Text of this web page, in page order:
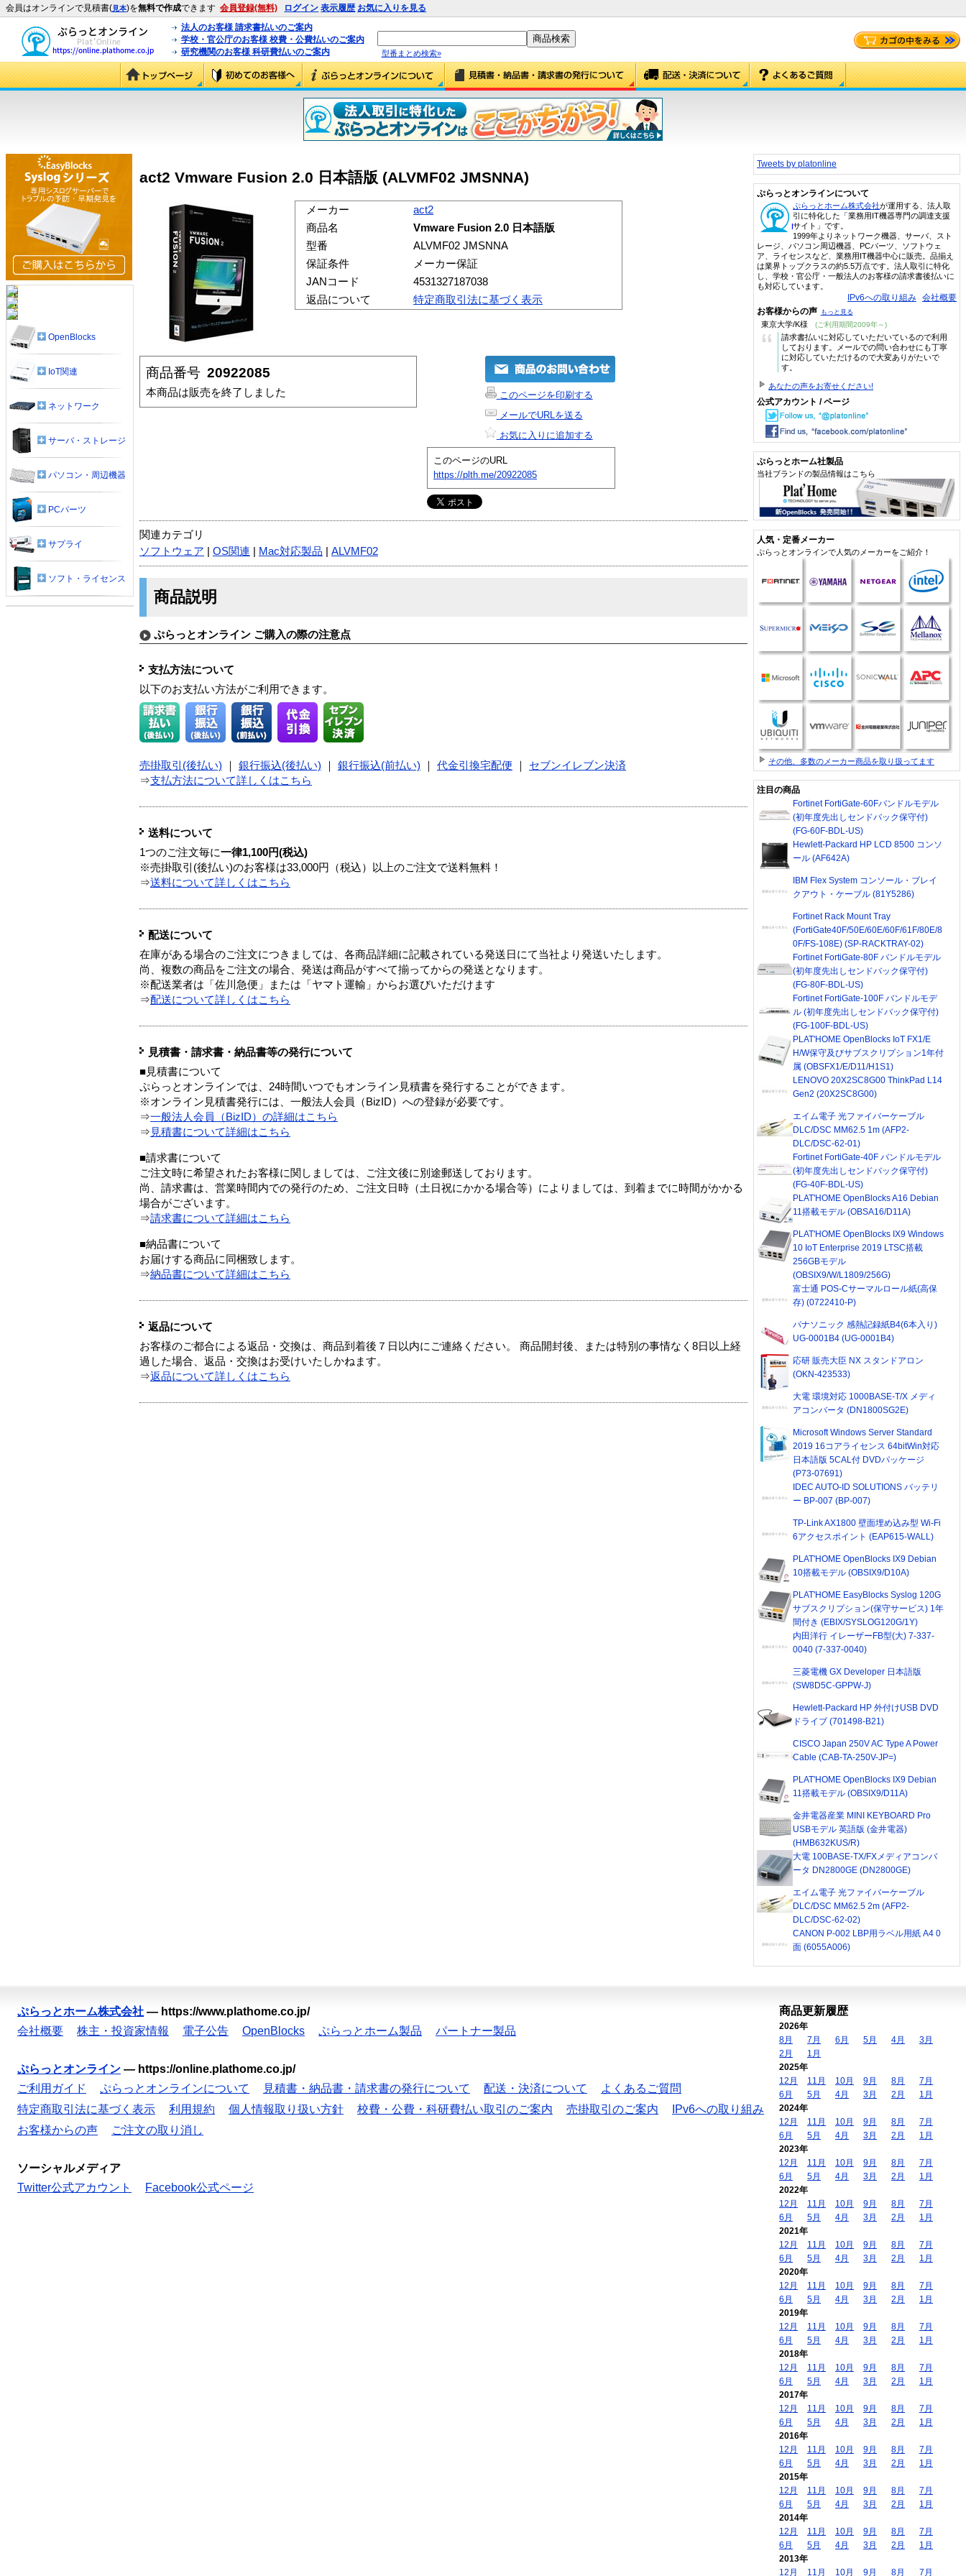
会員はオンラインで見積書(見本)を無料で作成できます 会員登録(無料) ログイン 表示履歴 お気に入りを見る
法人のお客様 請求書払いのご案内
学校・官公庁のお客様 校費・公費払いのご案内
研究機関のお客様 科研費払いのご案内
型番まとめ検索»
act2 Vmware Fusion 2.0 日本語版 (ALVMF02 JMSNNA)
メーカー
act2
商品名
Vmware Fusion 2.0 日本語版
型番
ALVMF02 JMSNNA
保証条件
メーカー保証
JANコード
4531327187038
返品について
特定商取引法に基づく表示
商品番号 20922085
本商品は販売を終了しました
このページを印刷する
メールでURLを送る
お気に入りに追加する
このページのURL
https://plth.me/20922085
関連カテゴリ
ソフトウェア
OS関連 Mac対応製品 ALVMF02
商品説明
ぷらっとオンライン ご購入の際の注意点
支払方法について
以下のお支払い方法がご利用できます。
売掛取引(後払い) 銀行振込(後払い) 銀行振込(前払い) 代金引換宅配便
セブンイレブン決済
⇒支払方法について詳しくはこちら
送料について
1つのご注文毎に一律1,100円(税込)
※売掛取引(後払い)のお客様は33,000円（税込）以上のご注文で送料無料！
⇒送料について詳しくはこちら
配送について
在庫がある場合のご注文につきましては、各商品詳細に記載されている発送日にて当社より発送いたします。
尚、複数の商品をご注文の場合、発送は商品がすべて揃ってからの発送となります。
※配送業者は「佐川急便」または「ヤマト運輸」からお選びいただけます
⇒配送について詳しくはこちら
見積書・請求書・納品書等の発行について
■見積書について
ぷらっとオンラインでは、24時間いつでもオンライン見積書を発行することができます。
※オンライン見積書発行には、一般法人会員（BizID）への登録が必要です。
⇒一般法人会員（BizID）の詳細はこちら
⇒ 見積書について詳細はこちら
■請求書について
ご注文時に希望されたお客様に関しましては、ご注文後に別途郵送しております。
尚、請求書は、営業時間内での発行のため、ご注文日時（土日祝にかかる場合等）によりましては、到着までに時間がかかる
場合がございます。
⇒請求書について詳細はこちら
■納品書について
お届けする商品に同梱致します。
⇒納品書について詳細はこちら
返品について
お客様のご都合による返品・交換は、商品到着後７日以内にご連絡ください。 商品開封後、または特別の事情なく8日以上経
過した場合、返品・交換はお受けいたしかねます。
⇒返品について詳しくはこちら
OpenBlocks
IoT関連
ネットワーク
サーバ・ストレージ
パソコン・周辺機器
PCパーツ
サプライ
ソフト・ライセンス
Tweets by platonline
ぷらっとオンラインについて
ぷらっとホーム株式会社が運用する、法人取
引に特化した「業務用IT機器専門の調達支援
サイト」です。
1999年よりネットワーク機器、サーバ、スト
レージ、パソコン周辺機器、PCパーツ、ソフトウェ
ア、ライセンスなど、業務用IT機器中心に販売。品揃え
は業界トップクラスの約5.5万点です。法人取引に特化
し、学校・官公庁・一般法人のお客様の請求書後払いに
も対応しています。
IPv6への取り組み 会社概要
お客様からの声 もっと見る
東京大学/K様 (ご利用期間2009年～)
“
請求書払いに対応していただいているので利用
しております。メールでの問い合わせにも丁寧
に対応していただけるので大変ありがたいで
す。
あなたの声をお寄せください!
公式アカウント / ページ
ぷらっとホーム社製品
当社ブランドの製品情報はこちら
人気・定番メーカー
ぷらっとオンラインで人気のメーカーをご紹介！
その他、多数のメーカー商品を取り扱ってます
注目の商品
Fortinet FortiGate-60Fバンドルモデル
(初年度先出しセンドバック保守付)
(FG-60F-BDL-US)
Hewlett-Packard HP LCD 8500 コンソ
ール (AF642A)
IBM Flex System コンソール・ブレイ
クアウト・ケーブル (81Y5286)
Fortinet Rack Mount Tray
(FortiGate40F/50E/60E/60F/61F/80E/8
0F/FS-108E) (SP-RACKTRAY-02)
Fortinet FortiGate-80F バンドルモデル
(初年度先出しセンドバック保守付)
(FG-80F-BDL-US)
Fortinet FortiGate-100F バンドルモデ
ル (初年度先出しセンドバック保守付)
(FG-100F-BDL-US)
PLAT'HOME OpenBlocks IoT FX1/E
H/W保守及びサブスクリプション1年付
属 (OBSFX1/E/D11/H1S1)
LENOVO 20X2SC8G00 ThinkPad L14
Gen2 (20X2SC8G00)
エイム電子 光ファイバーケーブル
DLC/DSC MM62.5 1m (AFP2-
DLC/DSC-62-01)
Fortinet FortiGate-40F バンドルモデル
(初年度先出しセンドバック保守付)
(FG-40F-BDL-US)
PLAT'HOME OpenBlocks A16 Debian
11搭載モデル (OBSA16/D11A)
PLAT'HOME OpenBlocks IX9 Windows
10 IoT Enterprise 2019 LTSC搭載
256GBモデル
(OBSIX9/W/L1809/256G)
富士通 POS-Cサーマルロール紙(高保
存) (0722410-P)
パナソニック 感熱記録紙B4(6本入り)
UG-0001B4 (UG-0001B4)
応研 販売大臣 NX スタンドアロン
(OKN-423533)
大電 環境対応 1000BASE-T/X メディ
アコンバータ (DN1800SG2E)
Microsoft Windows Server Standard
2019 16コアライセンス 64bitWin対応
日本語版 5CAL付 DVDパッケージ
(P73-07691)
IDEC AUTO-ID SOLUTIONS バッテリ
ー BP-007 (BP-007)
TP-Link AX1800 壁面埋め込み型 Wi-Fi
6アクセスポイント (EAP615-WALL)
PLAT'HOME OpenBlocks IX9 Debian
10搭載モデル (OBSIX9/D10A)
PLAT'HOME EasyBlocks Syslog 120G
サブスクリプション(保守サービス) 1年
間付き (EBIX/SYSLOG120G/1Y)
内田洋行 イレーザーFB型(大) 7-337-
0040 (7-337-0040)
三菱電機 GX Developer 日本語版
(SW8D5C-GPPW-J)
Hewlett-Packard HP 外付けUSB DVD
ドライブ (701498-B21)
CISCO Japan 250V AC Type A Power
Cable (CAB-TA-250V-JP=)
PLAT'HOME OpenBlocks IX9 Debian
11搭載モデル (OBSIX9/D11A)
金井電器産業 MINI KEYBOARD Pro
USBモデル 英語版 (金井電器)
(HMB632KUS/R)
大電 100BASE-TX/FXメディアコンバ
ータ DN2800GE (DN2800GE)
エイム電子 光ファイバーケーブル
DLC/DSC MM62.5 2m (AFP2-
DLC/DSC-62-02)
CANON P-002 LBP用ラベル用紙 A4 0
面 (6055A006)
ぷらっとホーム株式会社 — https://www.plathome.co.jp/
会社概要
株主・投資家情報 電子公告 OpenBlocks ぷらっとホーム製品 パートナー製品
ぷらっとオンライン — https://online.plathome.co.jp/
ご利用ガイド
ぷらっとオンラインについて 見積書・納品書・請求書の発行について 配送・決済について
よくあるご質問
特定商取引法に基づく表示
利用規約 個人情報取り扱い方針 校費・公費・科研費払い取引のご案内 売掛取引のご案内
IPv6への取り組み
お客様からの声
ご注文の取り消し
ソーシャルメディア
Twitter公式アカウント
Facebook公式ページ
商品更新履歴
2026年
8月
7月 6月 5月 4月
3月
2月
1月
2025年
12月
11月 10月 9月 8月
7月
6月
5月 4月 3月 2月
1月
2024年
12月
11月 10月 9月 8月
7月
6月
5月 4月 3月 2月
1月
2023年
12月
11月 10月 9月 8月
7月
6月
5月 4月 3月 2月
1月
2022年
12月
11月 10月 9月 8月
7月
6月
5月 4月 3月 2月
1月
2021年
12月
11月 10月 9月 8月
7月
6月
5月 4月 3月 2月
1月
2020年
12月
11月 10月 9月 8月
7月
6月
5月 4月 3月 2月
1月
2019年
12月
11月 10月 9月 8月
7月
6月
5月 4月 3月 2月
1月
2018年
12月
11月 10月 9月 8月
7月
6月
5月 4月 3月 2月
1月
2017年
12月
11月 10月 9月 8月
7月
6月
5月 4月 3月 2月
1月
2016年
12月
11月 10月 9月 8月
7月
6月
5月 4月 3月 2月
1月
2015年
12月
11月 10月 9月 8月
7月
6月
5月 4月 3月 2月
1月
2014年
12月
11月 10月 9月 8月
7月
6月
5月 4月 3月 2月
1月
2013年
12月
11月 10月 9月 8月 7月